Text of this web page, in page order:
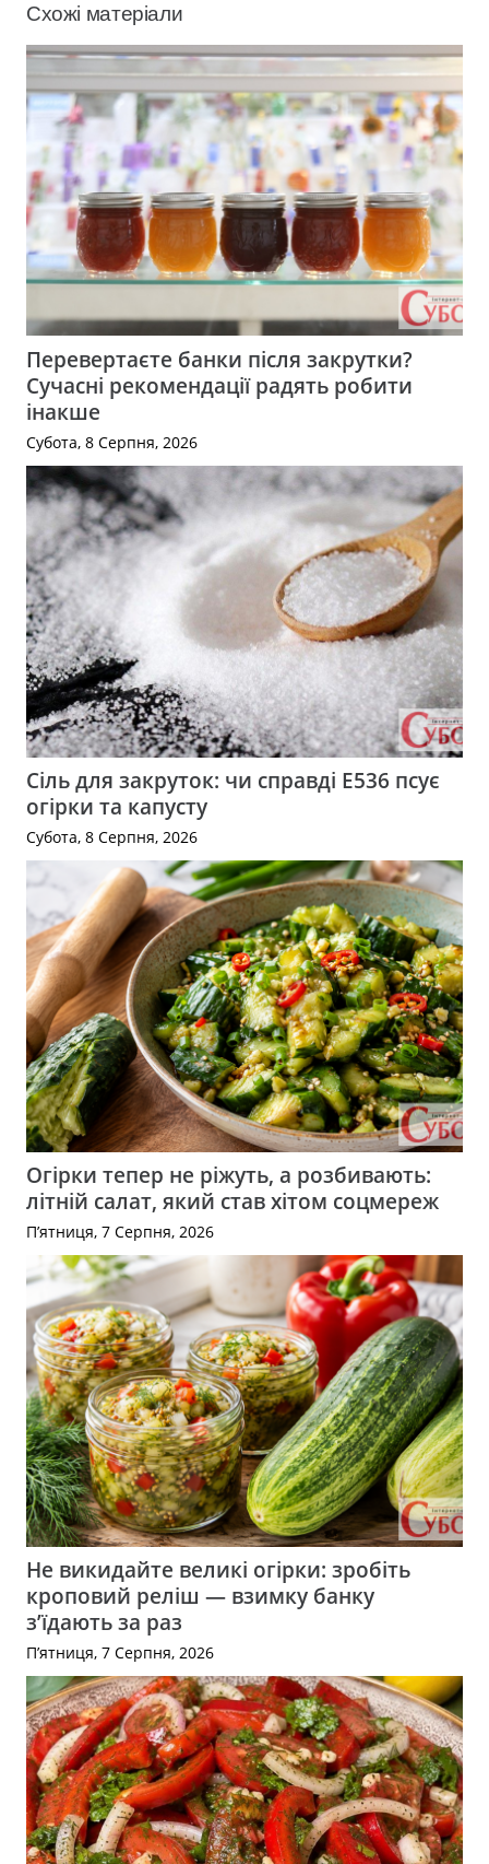
Схожі матеріали
Перевертаєте банки після закрутки?
Сучасні рекомендації радять робити
інакше
Субота, 8 Серпня, 2026
Сіль для закруток: чи справді Е536 псує
огірки та капусту
Субота, 8 Серпня, 2026
Огірки тепер не ріжуть, а розбивають:
літній салат, який став хітом соцмереж
П’ятниця, 7 Серпня, 2026
Не викидайте великі огірки: зробіть
кроповий реліш — взимку банку
з’їдають за раз
П’ятниця, 7 Серпня, 2026